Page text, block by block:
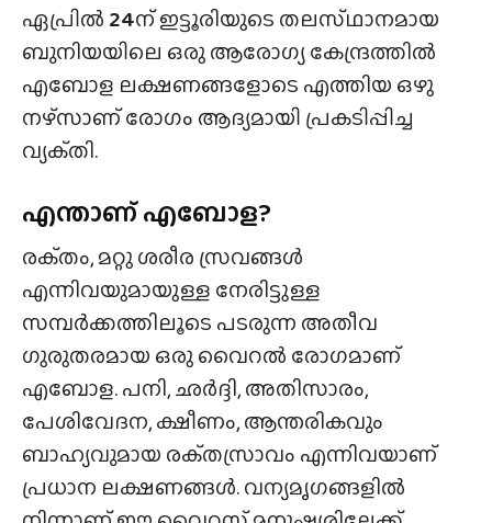
ഏപ്രിൽ 24ന് ഇട്ടൂരിയുടെ തലസ്‌ഥാനമായ
ബുനിയയിലെ ഒരു ആരോഗ്യ കേന്ദ്രത്തിൽ
എബോള ലക്ഷണങ്ങളോടെ എത്തിയ ഒഴു
നഴ്‌സാണ് രോഗം ആദ്യമായി പ്രകടിപ്പിച്ച
വ്യക്‌തി.
എന്താണ് എബോള?
രക്‌തം, മറ്റു ശരീര സ്രവങ്ങൾ
എന്നിവയുമായുള്ള നേരിട്ടുള്ള
സമ്പർക്കത്തിലൂടെ പടരുന്ന അതീവ
ഗുരുതരമായ ഒരു വൈറൽ രോഗമാണ്
എബോള. പനി, ഛർദ്ദി, അതിസാരം,
പേശിവേദന, ക്ഷീണം, ആന്തരികവും
ബാഹ്യവുമായ രക്‌തസ്രാവം എന്നിവയാണ്
പ്രധാന ലക്ഷണങ്ങൾ. വന്യമൃഗങ്ങളിൽ